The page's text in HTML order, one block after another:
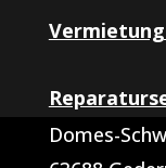
Domes-